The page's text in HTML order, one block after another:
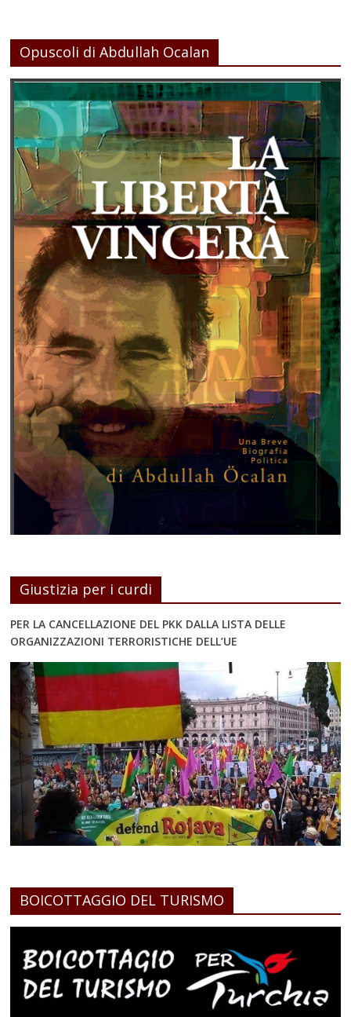
Opuscoli di Abdullah Ocalan
Giustizia per i curdi
PER LA CANCELLAZIONE DEL PKK DALLA LISTA DELLE
ORGANIZZAZIONI TERRORISTICHE DELL’UE
BOICOTTAGGIO DEL TURISMO